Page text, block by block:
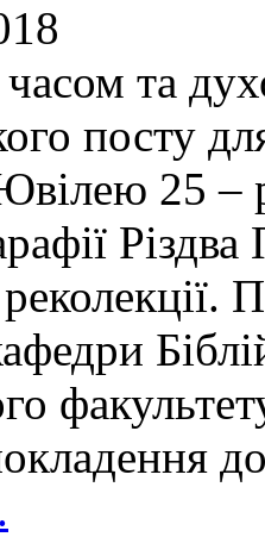
та
посту
25 –